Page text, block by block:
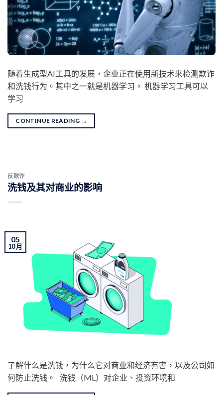
随着生成型AI工具的发展，企业正在使用新技术来检测欺诈
和洗钱行为。其中之一就是机器学习。 机器学习工具可以
学习
CONTINUE READING →
反欺诈
洗钱及其对商业的影响
05
10 月
了解什么是洗钱，为什么它对商业和经济有害，以及公司如
何防止洗钱。 洗钱（ML）对企业、投资环境和